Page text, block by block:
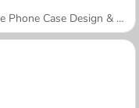
Mobile Phone Case Design & DIY